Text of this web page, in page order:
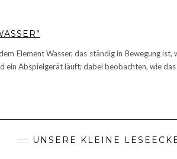
Element Wasser, das ständig in Bewegung
ein Abspielgerät läuft; dabei beobachten, wie
UNSERE KLEINE